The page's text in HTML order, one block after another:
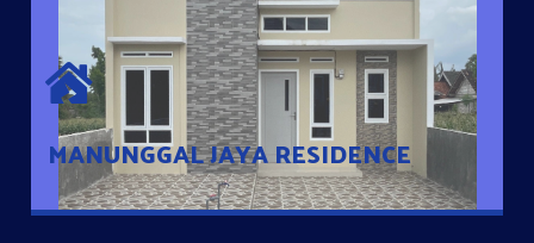
MANUNGGAL JAYA RESIDENCE
MANUNGGAL JAYA RESIDENCE
Cluster Exclusive dengan one Gate System, terdapat taman
mini dan memiliki jarak 200m dari jalan nasional serta dekat
dengan pusat kota